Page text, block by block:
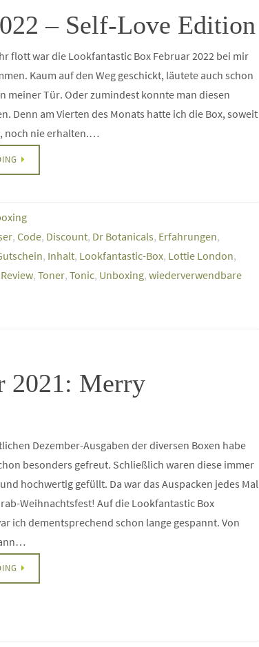
– Self-Love Edition
flott war die Lookfantastic Box Februar 2022 bei mir
Kaum auf den Weg geschickt, läutete auch schon
meiner Tür. Oder zumindest konnte man diesen
Denn am Vierten des Monats hatte ich die Box, soweit
noch nie erhalten.…
, Code, Discount, Dr Botanicals, Erfahrungen,
, Inhalt, Lookfantastic-Box, Lottie London,
Review, Toner, Tonic, Unboxing, wiederverwendbare
2021: Merry
Dezember-Ausgaben der diversen Boxen habe
besonders gefreut. Schließlich waren diese immer
hochwertig gefüllt. Da war das Auspacken jedes Mal
Weihnachtsfest! Auf die Lookfantastic Box
ich dementsprechend schon lange gespannt. Von